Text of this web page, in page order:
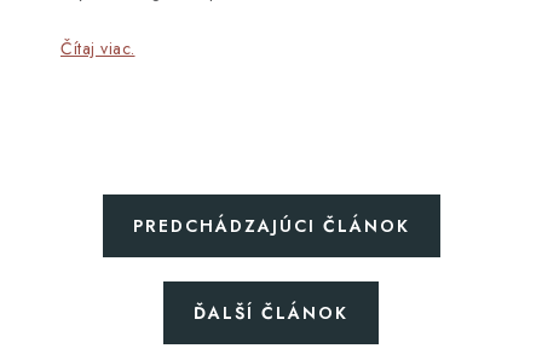
Čítaj viac.
PREDCHÁDZAJÚCI ČLÁNOK
ĎALŠÍ ČLÁNOK